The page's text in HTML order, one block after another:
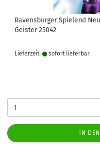
Ravensburger Spielend
Geister 25042
Lieferzeit: sofort lie­fer­bar
IN